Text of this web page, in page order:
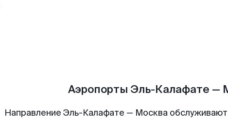
Аэропорты Эль-Калафате —
Направление Эль-Калафате — Москва